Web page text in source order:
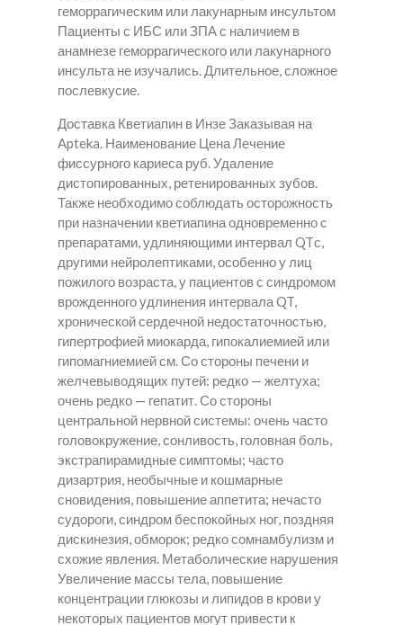
геморрагическим или лакунарным инсультом
Пациенты с ИБС или ЗПА с наличием в
анамнезе геморрагического или лакунарного
инсульта не изучались. Длительное, сложное
послевкусие.
Доставка Кветиапин в Инзе Заказывая на
Apteka. Наименование Цена Лечение
фиссурного кариеса руб. Удаление
дистопированных, ретенированных зубов.
Также необходимо соблюдать осторожность
при назначении кветиапина одновременно с
препаратами, удлиняющими интервал QTс,
другими нейролептиками, особенно у лиц
пожилого возраста, у пациентов с синдромом
врожденного удлинения интервала QT,
хронической сердечной недостаточностью,
гипертрофией миокарда, гипокалиемией или
гипомагниемией см. Со стороны печени и
желчевыводящих путей: редко — желтуха;
очень редко — гепатит. Со стороны
центральной нервной системы: очень часто
головокружение, сонливость, головная боль,
экстрапирамидные симптомы; часто
дизартрия, необычные и кошмарные
сновидения, повышение аппетита; нечасто
судороги, синдром беспокойных ног, поздняя
дискинезия, обморок; редко сомнамбулизм и
схожие явления. Метаболические нарушения
Увеличение массы тела, повышение
концентрации глюкозы и липидов в крови у
некоторых пациентов могут привести к